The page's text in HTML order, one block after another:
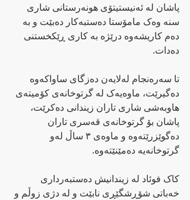
پاشان لە ئەنیستیتۆی هونەرستانی شاری
سنە وەک مامۆستا دەستبەکار دەبێت و بە
دەم کاریشەوە درێژە بە کاری ڕێکخستنی
دەدات.
تا سەرەنجام لەلایەن دەزگای ساواکەوە
دەگیرێت، ماوەیەک لە گرتوخانەی کۆمیتەی
هاوبەشی شاری تاران زیندانی دەکرێت،
پاشان بۆ گرتوخانەی قەسری تاران
دەگوێزرێتەوە و ماوەی ٣ ساڵ لەو
گرتوخانەیە دەمێنێتەوە.
کاک فوئاد لە زیندانیش دەستبەرداری
خەباتی شۆڕشگێڕی نابێت و لە دژی زوڵم و